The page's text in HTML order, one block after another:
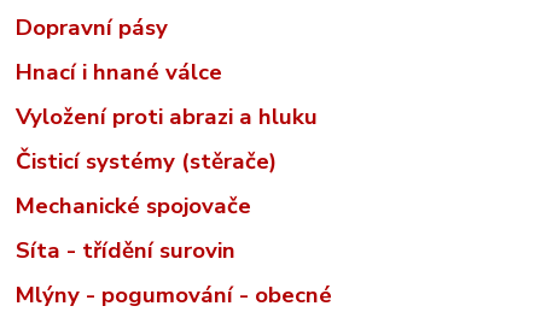
Dopravní pásy
Hnací i hnané válce
Vyložení proti abrazi a hluku
Čisticí systémy (stěrače)
Mechanické spojovače
Síta - třídění surovin
Mlýny - pogumování - obecné